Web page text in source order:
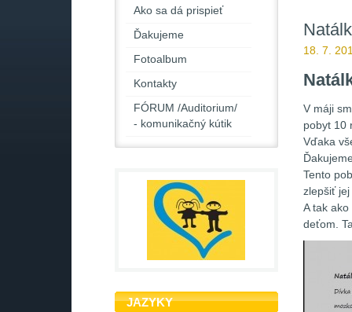
Ako sa dá prispieť
Ďakujeme
Fotoalbum
Kontakty
FÓRUM /Auditorium/
- komunikačný kútik
JAZYKY
18. 7.
V máji
pobyt 10
Vďaka
Tento
zlepšiť
A tak
deťom.